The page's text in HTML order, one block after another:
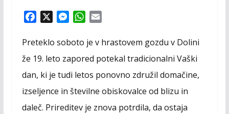
c
e
o
o
k
M
s
e
n
g
e
W
a
A
p
p
a
Preteklo soboto je v hrastovem gozdu v Dolini
že 19. leto zapored potekal tradicionalni Vaški
dan, ki je tudi letos ponovno združil domačine,
izseljence in številne obiskovalce od blizu in
daleč. Prireditev je znova potrdila, da ostaja